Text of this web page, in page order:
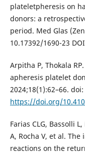
plateletpheresis on
donors: a
period. Med Glas
10.17392/1690-23
Arpitha P, Thokala
apheresis platelet
2024;18(1):62–66.
https://doi.org/
Farias CLG, Bassolli
A, Rocha V, et al.
reactions on the